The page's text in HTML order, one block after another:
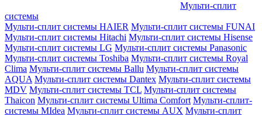
Мульти-сплит
системы
Мульти-сплит системы HAIER Мульти-сплит системы FUNAI
Мульти-сплит системы Hitachi Мульти-сплит системы Hisense
Мульти-сплит системы LG Мульти-сплит системы Panasonic
Мульти-сплит системы Toshiba Мульти-сплит системы Royal
Clima Мульти-сплит системы Ballu Мульти-сплит системы
AQUA Мульти-сплит системы Dantex Мульти-сплит системы
MDV Мульти-сплит системы TCL Мульти-сплит системы
Thaicon Мульти-сплит системы Ultima Comfort Мульти-сплит-
системы MIdea Мульти-сплит системы AUX Мульти-сплит